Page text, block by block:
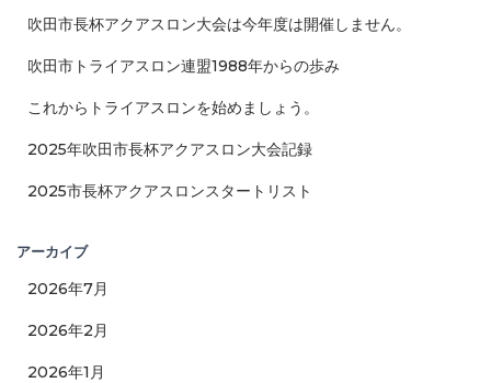
ジ
送
り
吹田市長杯アクアスロン大会は今年度は開催しません。
吹田市トライアスロン連盟1988年からの歩み
これからトライアスロンを始めましょう。
2025年吹田市長杯アクアスロン大会記録
2025市長杯アクアスロンスタートリスト
アーカイブ
2026年7月
2026年2月
2026年1月